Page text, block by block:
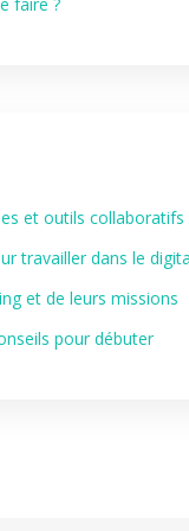
et outils collaboratifs
travailler dans le
et de leurs missions
pour débuter